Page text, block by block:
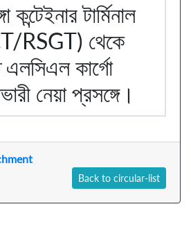
কন্টেইনার টার্মিনাল
RSGT) থেকে
কার্গো
নেয়া প্রসঙ্গে।
Back to circular-list